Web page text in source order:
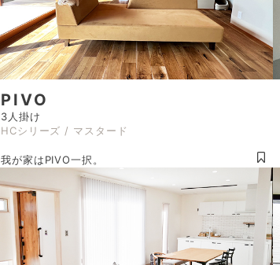
PIVO
3人掛け
HCシリーズ / マスタード
我が家はPIVO一択。